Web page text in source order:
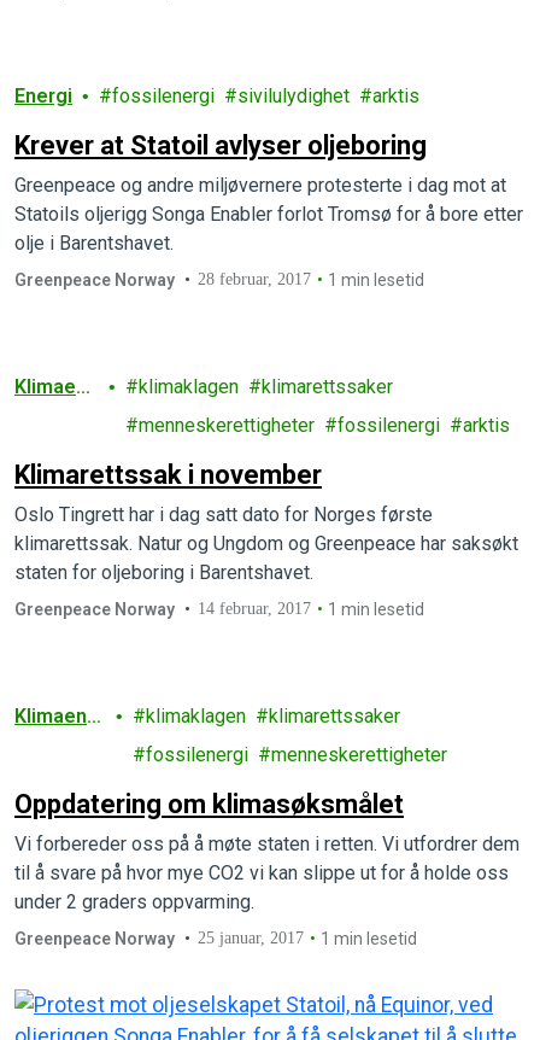
Energi fossilenergi sivilulydighet arktis
Krever at Statoil avlyser oljeboring
Greenpeace og andre miljøvernere protesterte i dag mot at
Statoils oljerigg Songa Enabler forlot Tromsø for å bore etter
olje i Barentshavet.
Greenpeace Norway 28 februar, 2017 1 min lesetid
Klimaend
klimaklagen
klimarettssaker
menneskerettigheter
fossilenergi arktis
Klimarettssak i november
Oslo Tingrett har i dag satt dato for Norges første
klimarettssak. Natur og Ungdom og Greenpeace har saksøkt
staten for oljeboring i Barentshavet.
Greenpeace Norway 14 februar, 2017 1 min lesetid
Klimaendr
klimaklagen
klimarettssaker
fossilenergi
menneskerettigheter
Oppdatering om klimasøksmålet
Vi forbereder oss på å møte staten i retten. Vi utfordrer dem
til å svare på hvor mye CO2 vi kan slippe ut for å holde oss
under 2 graders oppvarming.
Greenpeace Norway 25 januar, 2017 1 min lesetid